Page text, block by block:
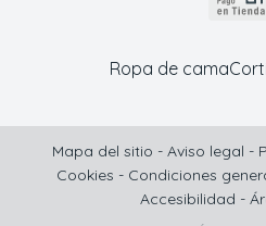
Ropa de cama
Mapa del sitio - Aviso legal -
Cookies - Condiciones
Accesibilidad -